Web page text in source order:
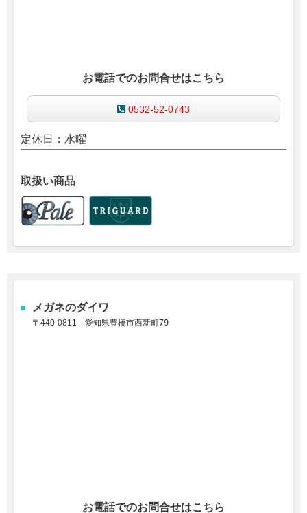
お電話でのお問合せはこちら
0532-52-0743
定休日：水曜
取扱い商品
メガネのダイワ
〒 440-0811 愛知県豊橋市西新町79
お電話でのお問合せはこちら